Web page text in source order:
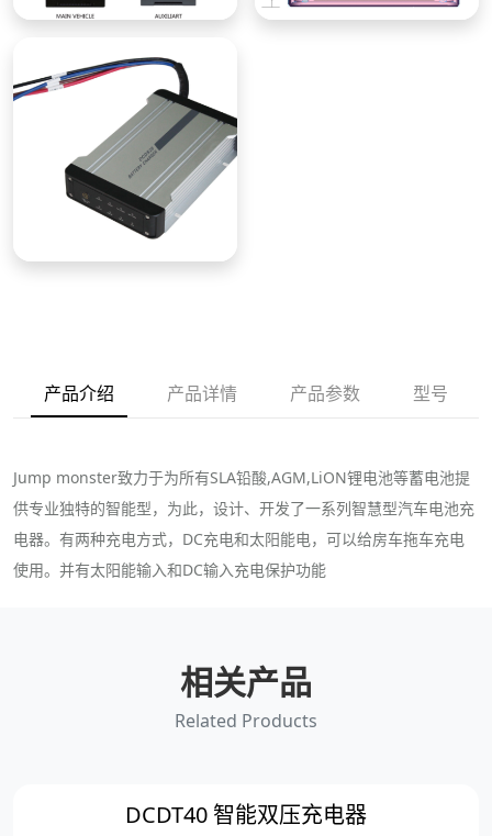
产品介绍 产品详情 产品参数 型号
Jump monster致力于为所有SLA铅酸,AGM,LiON锂电池等蓄电池提
供专业独特的智能型，为此，设计、开发了一系列智慧型汽车电池充
电器。有两种充电方式，DC充电和太阳能电，可以给房车拖车充电
使用。并有太阳能输入和DC输入充电保护功能
相关产品
Related Products
DCDT40 智能双压充电器